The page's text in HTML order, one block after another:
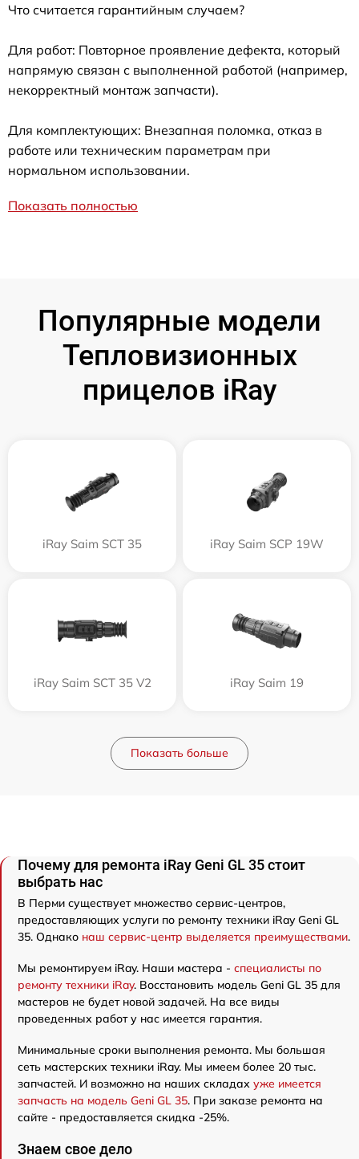
Что считается гарантийным случаем?
Для работ: Повторное проявление дефекта, который
напрямую связан с выполненной работой (например,
некорректный монтаж запчасти).
Для комплектующих: Внезапная поломка, отказ в
работе или техническим параметрам при
нормальном использовании.
Показать полностью
Популярные модели
Тепловизионных
прицелов iRay
iRay Saim SCT 35 iRay Saim SCP 19W
iRay Saim SCT 35 V2 iRay Saim 19
Показать больше
Почему для ремонта iRay Geni GL 35 стоит
выбрать нас
В Перми существует множество сервис-центров,
предоставляющих услуги по ремонту техники iRay Geni GL
35. Однако наш сервис-центр выделяется преимуществами.
Мы ремонтируем iRay. Наши мастера - специалисты по
ремонту техники iRay. Восстановить модель Geni GL 35 для
мастеров не будет новой задачей. На все виды
проведенных работ у нас имеется гарантия.
Минимальные сроки выполнения ремонта. Мы большая
сеть мастерских техники iRay. Мы имеем более 20 тыс.
запчастей. И возможно на наших складах уже имеется
запчасть на модель Geni GL 35. При заказе ремонта на
сайте - предоставляется скидка -25%.
Знаем свое дело